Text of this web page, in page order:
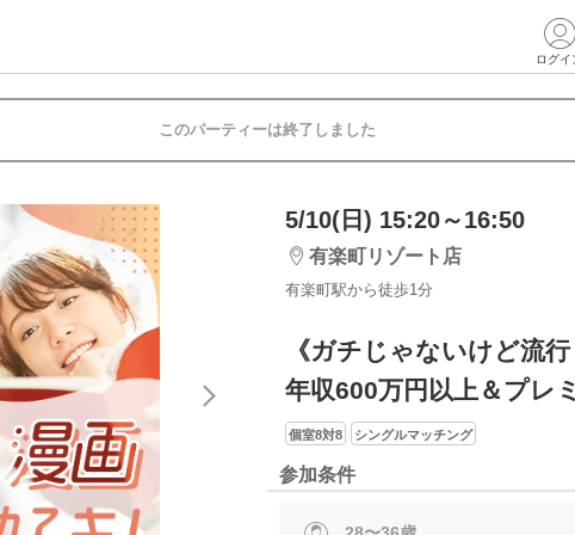
ログイ
このパーティーは終了しました
5/10(日) 15:20～16:50
有楽町リゾート店
有楽町駅から徒歩1分
《ガチじゃないけど流行
年収600万円以上＆プレ
個室8対8 シングルマッチング
参加条件